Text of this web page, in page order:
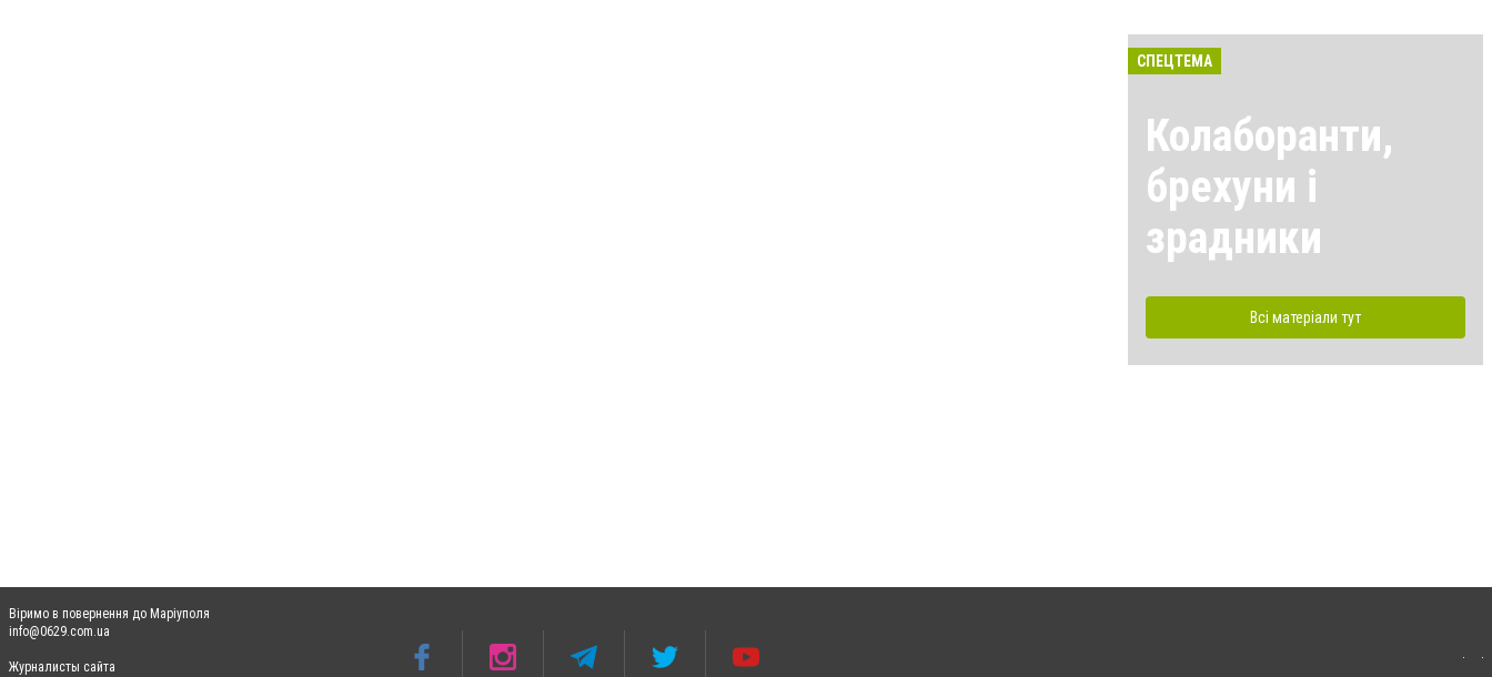
СПЕЦТЕМА
Колаборанти,
брехуни і
зрадники
Всі матеріали тут
Віримо в повернення до Маріуполя
info@0629.com.ua
Журналисты сайта